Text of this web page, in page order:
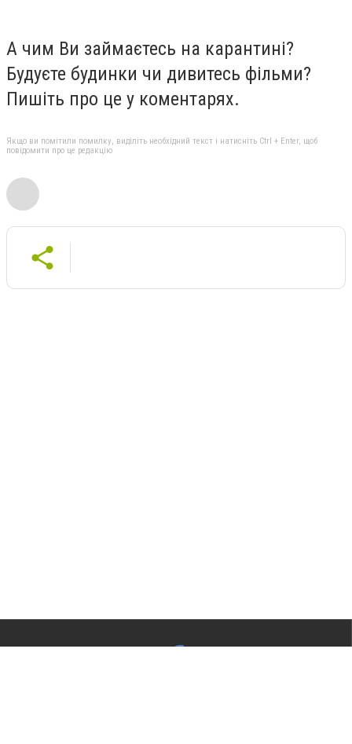
А чим Ви займаєтесь на карантині?
Будуєте будинки чи дивитесь фільми?
Пишіть про це у коментарях.
Якщо ви помітили помилку, виділіть необхідний текст і натисніть Ctrl + Enter, щоб
повідомити про це редакцію